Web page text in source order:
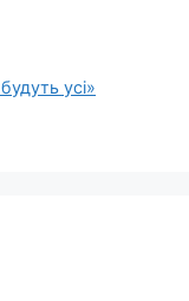
усі»